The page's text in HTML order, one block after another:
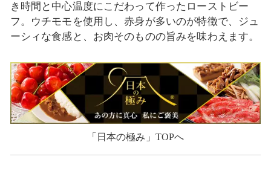
き時間と中心温度にこだわって作ったローストビー
フ。ウチモモを使用し、赤身が多いのが特徴で、ジュ
ーシィな食感と、お肉そのものの旨みを味わえます。
「日本の極み」TOPへ